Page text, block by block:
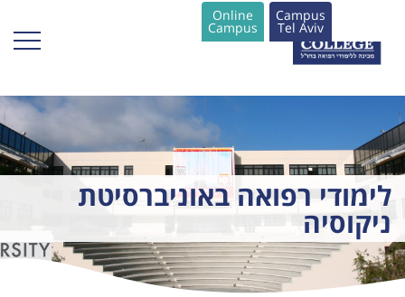
Campus
Tel Aviv
Online
Campus
לימודי רפואה באוניברסיטת
ניקוסיה